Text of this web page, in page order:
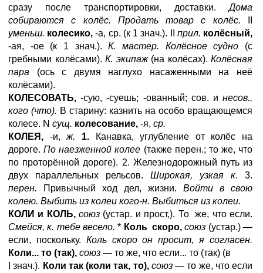
сразу после транспортировки, доставки.Дома
собираются с колёс. Продать товар с колёс.
уменьш. колесико, -а, ср. (к 1 знач.). II прил. колёсный,
-ая, -ое (к 1 знач.).К. мастер. Колёсное судно (с
гребными колёсами). К. экипаж(на колёсах). Колёсная
пара (ось с двумя наглухо насаженными на неё
колёсами).
КОЛЕСОВАТЬ, -сую, -суешь; -ованный; сов. и несов.,
кого (что). В старину: казнить на особо вращающемся
колесе. N сущ. колесование, -я, ср.
КОЛЕЯ, -и,ж. 1.Канавка, углубление от колёс на
дороге.По наезженной колее (также перен.; то же, что
по проторённой дороге). 2. Железнодорожный путь из
двух параллельных рельсов. Широкая, узкая к. 3.
перен. Привычный ход дел, жизни. Войти в свою
колею. Выбить из колеи кого-н. Выбиться из колеи.
КОЛИ и КОЛЬ, союз (устар. и прост,). То же, что если.
Смейся, к. тебе весело. * Коль скоро, союз (устар.) —
если, поскольку. Коль скоро он просит, я согласен.
Коли... то (так), союз — то же, что если... то (так) (в
I знач.). Коли так (коли так, то), союз —то же, что если